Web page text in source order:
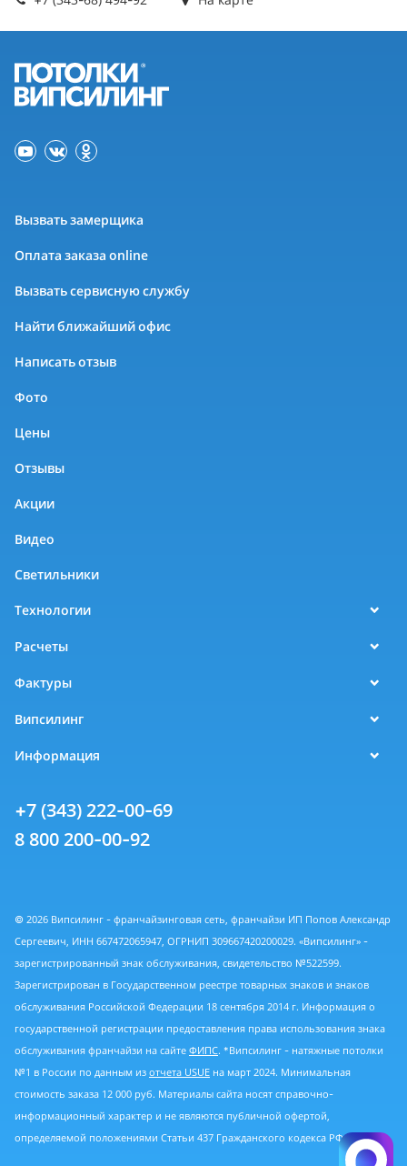
Вызвать замерщика
Оплата заказа online
Вызвать сервисную службу
Найти ближайший офис
Написать отзыв
Фото
Цены
Отзывы
Акции
Видео
Светильники
Технологии
Расчеты
Фактуры
Випсилинг
Информация
+7 (343) 222-00-69
8 800 200-00-92
© 2026 Випсилинг - франчайзинговая сеть, франчайзи ИП Попов Александр
Сергеевич, ИНН 667472065947, ОГРНИП 309667420200029. «Випсилинг» -
зарегистрированный знак обслуживания, свидетельство №522599.
Зарегистрирован в Государственном реестре товарных знаков и знаков
обслуживания Российской Федерации 18 сентября 2014 г. Информация о
государственной регистрации предоставления права использования знака
обслуживания франчайзи на сайте ФИПС. *Випсилинг - натяжные потолки
№1 в России по данным из отчета USUE на март 2024. Минимальная
стоимость заказа 12 000 руб. Материалы сайта носят справочно-
информационный характер и не являются публичной офертой,
определяемой положениями Статьи 437 Гражданского кодекса РФ.